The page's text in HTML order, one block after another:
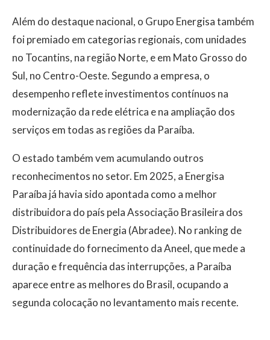
Além do destaque nacional, o Grupo Energisa também
foi premiado em categorias regionais, com unidades
no Tocantins, na região Norte, e em Mato Grosso do
Sul, no Centro-Oeste. Segundo a empresa, o
desempenho reflete investimentos contínuos na
modernização da rede elétrica e na ampliação dos
serviços em todas as regiões da Paraíba.
O estado também vem acumulando outros
reconhecimentos no setor. Em 2025, a Energisa
Paraíba já havia sido apontada como a melhor
distribuidora do país pela Associação Brasileira dos
Distribuidores de Energia (Abradee). No ranking de
continuidade do fornecimento da Aneel, que mede a
duração e frequência das interrupções, a Paraíba
aparece entre as melhores do Brasil, ocupando a
segunda colocação no levantamento mais recente.